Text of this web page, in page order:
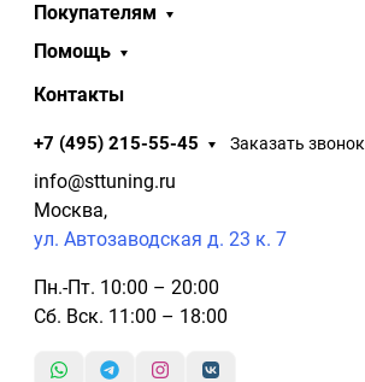
Покупателям
Помощь
Контакты
+7 (495) 215-55-45 Заказать звонок
info@sttuning.ru
Москва,
ул. Автозаводская д. 23 к. 7
Пн.-Пт. 10:00 – 20:00
Сб. Вск. 11:00 – 18:00